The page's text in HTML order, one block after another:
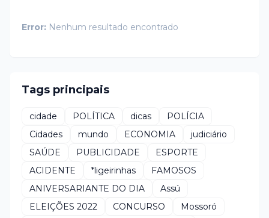
Error: Nenhum resultado encontrado
Tags principais
cidade POLÍTICA dicas
POLÍCIA
Cidades
mundo ECONOMIA
judiciário
SAÚDE
PUBLICIDADE
ESPORTE
ACIDENTE
*ligeirinhas
FAMOSOS
ANIVERSARIANTE DO DIA
Assú
ELEIÇÕES 2022
CONCURSO
Mossoró